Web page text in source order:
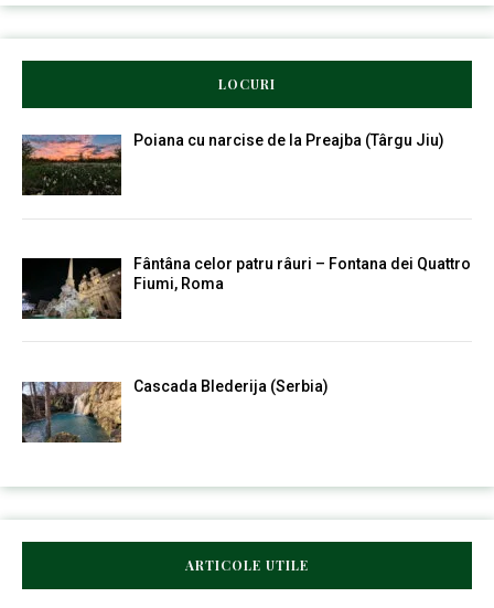
LOCURI
Poiana cu narcise de la Preajba (Târgu Jiu)
Fântâna celor patru râuri – Fontana dei Quattro
Fiumi, Roma
Cascada Blederija (Serbia)
ARTICOLE UTILE